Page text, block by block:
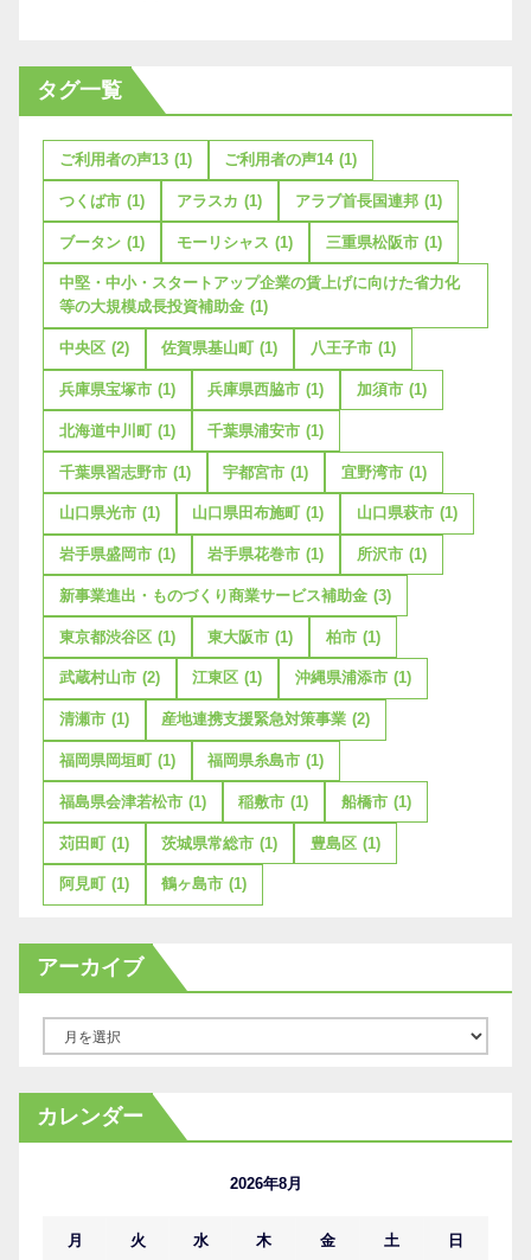
タグ一覧
ご利用者の声13 (1) ご利用者の声14 (1)
つくば市 (1) アラスカ (1) アラブ首長国連邦 (1)
ブータン (1) モーリシャス (1) 三重県松阪市 (1)
中堅・中小・スタートアップ企業の賃上げに向けた省力化
等の大規模成長投資補助金 (1)
中央区 (2) 佐賀県基山町 (1) 八王子市 (1)
兵庫県宝塚市 (1) 兵庫県西脇市 (1) 加須市 (1)
北海道中川町 (1) 千葉県浦安市 (1)
千葉県習志野市 (1) 宇都宮市 (1) 宜野湾市 (1)
山口県光市 (1) 山口県田布施町 (1) 山口県萩市 (1)
岩手県盛岡市 (1) 岩手県花巻市 (1) 所沢市 (1)
新事業進出・ものづくり商業サービス補助金 (3)
東京都渋谷区 (1) 東大阪市 (1) 柏市 (1)
武蔵村山市 (2) 江東区 (1) 沖縄県浦添市 (1)
清瀬市 (1) 産地連携支援緊急対策事業 (2)
福岡県岡垣町 (1) 福岡県糸島市 (1)
福島県会津若松市 (1) 稲敷市 (1) 船橋市 (1)
苅田町 (1) 茨城県常総市 (1) 豊島区 (1)
阿見町 (1) 鶴ヶ島市 (1)
アーカイブ
カ
イ
カレンダー
2026年8月
月 火 水 木 金 土 日